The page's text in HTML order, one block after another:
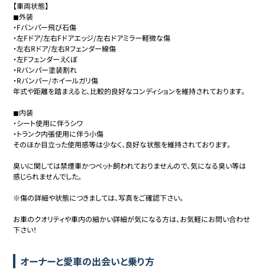
【車両状態】
◼︎外装
・Fバンパー飛び石傷
・左Fドア/左右Fドアエッジ/左右ドアミラー軽微な傷
・左右Rドア/左右Rフェンダー線傷
・左Fフェンダーえくぼ
・Rバンパー塗装割れ
・Rバンパー/ホイールガリ傷
年式や距離を踏まえると、比較的良好なコンディションを維持されております。
◼︎内装
・シート使用に伴うシワ
・トランク内張使用に伴う小傷
そのほか目立った使用感等は少なく、良好な状態を維持されております。
臭いに関しては禁煙車かつペット飼われておりませんので、気になる臭い等は
感じられませんでした。
※傷の詳細や状態につきましては、写真をご確認下さい。
お車のクオリティや車内の細かい詳細が気になる方は、お気軽にお問い合わせ
下さい！
オーナーと愛車の出会いと乗り方